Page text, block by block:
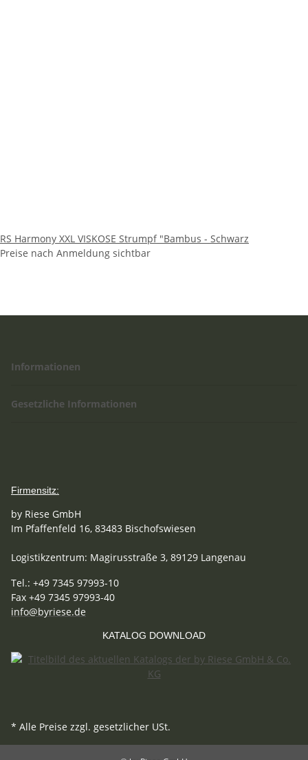
RS Harmony XXL VISKOSE Strumpf "Bambus - Schwarz
Preise nach Anmeldung sichtbar
Informationen
Gesetzliche Informationen
Firmensitz:
by Riese GmbH
Im Pfaffenfeld 16, 83483 Bischofswiesen
Logistikzentrum: Magirusstraße 3, 89129 Langenau
Tel.: +49 7345 97993-10
Fax +49 7345 97993-40
info@byriese.de
KATALOG DOWNLOAD
* Alle Preise zzgl. gesetzlicher USt.